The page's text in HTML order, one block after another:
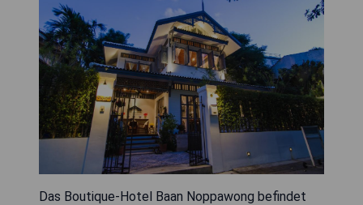
Das Boutique-Hotel Baan Noppawong befindet